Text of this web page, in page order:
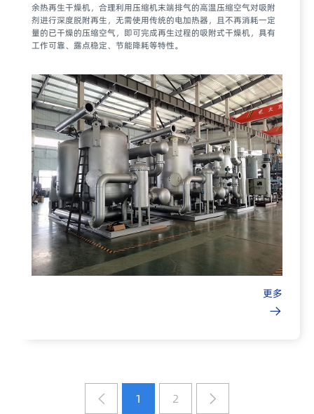
余热再生干燥机，合理利用压缩机末端排气的高温压缩空气对吸附
剂进行深度脱附再生，无需使用传统的电加热器，且不再消耗一定
量的已干燥的压缩空气，即可完成再生过程的吸附式干燥机，具有
工作可靠、露点稳定、节能降耗等特性。
更多
1 2